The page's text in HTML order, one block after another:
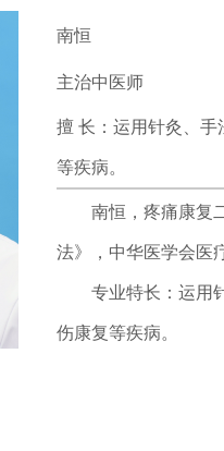
南恒
主治中医师
擅 长：运用针灸、
等疾病。
南恒，疼痛康复二
法》，中华医学会医
专业特长：运用针
伤康复等疾病。